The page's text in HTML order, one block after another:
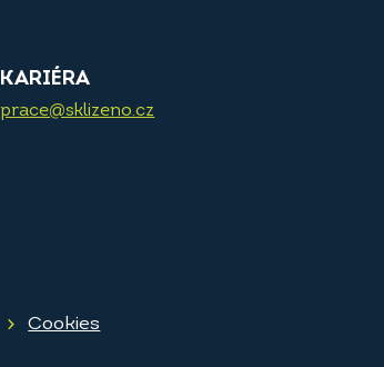
KARIÉRA
prace@sklizeno.cz
Cookies